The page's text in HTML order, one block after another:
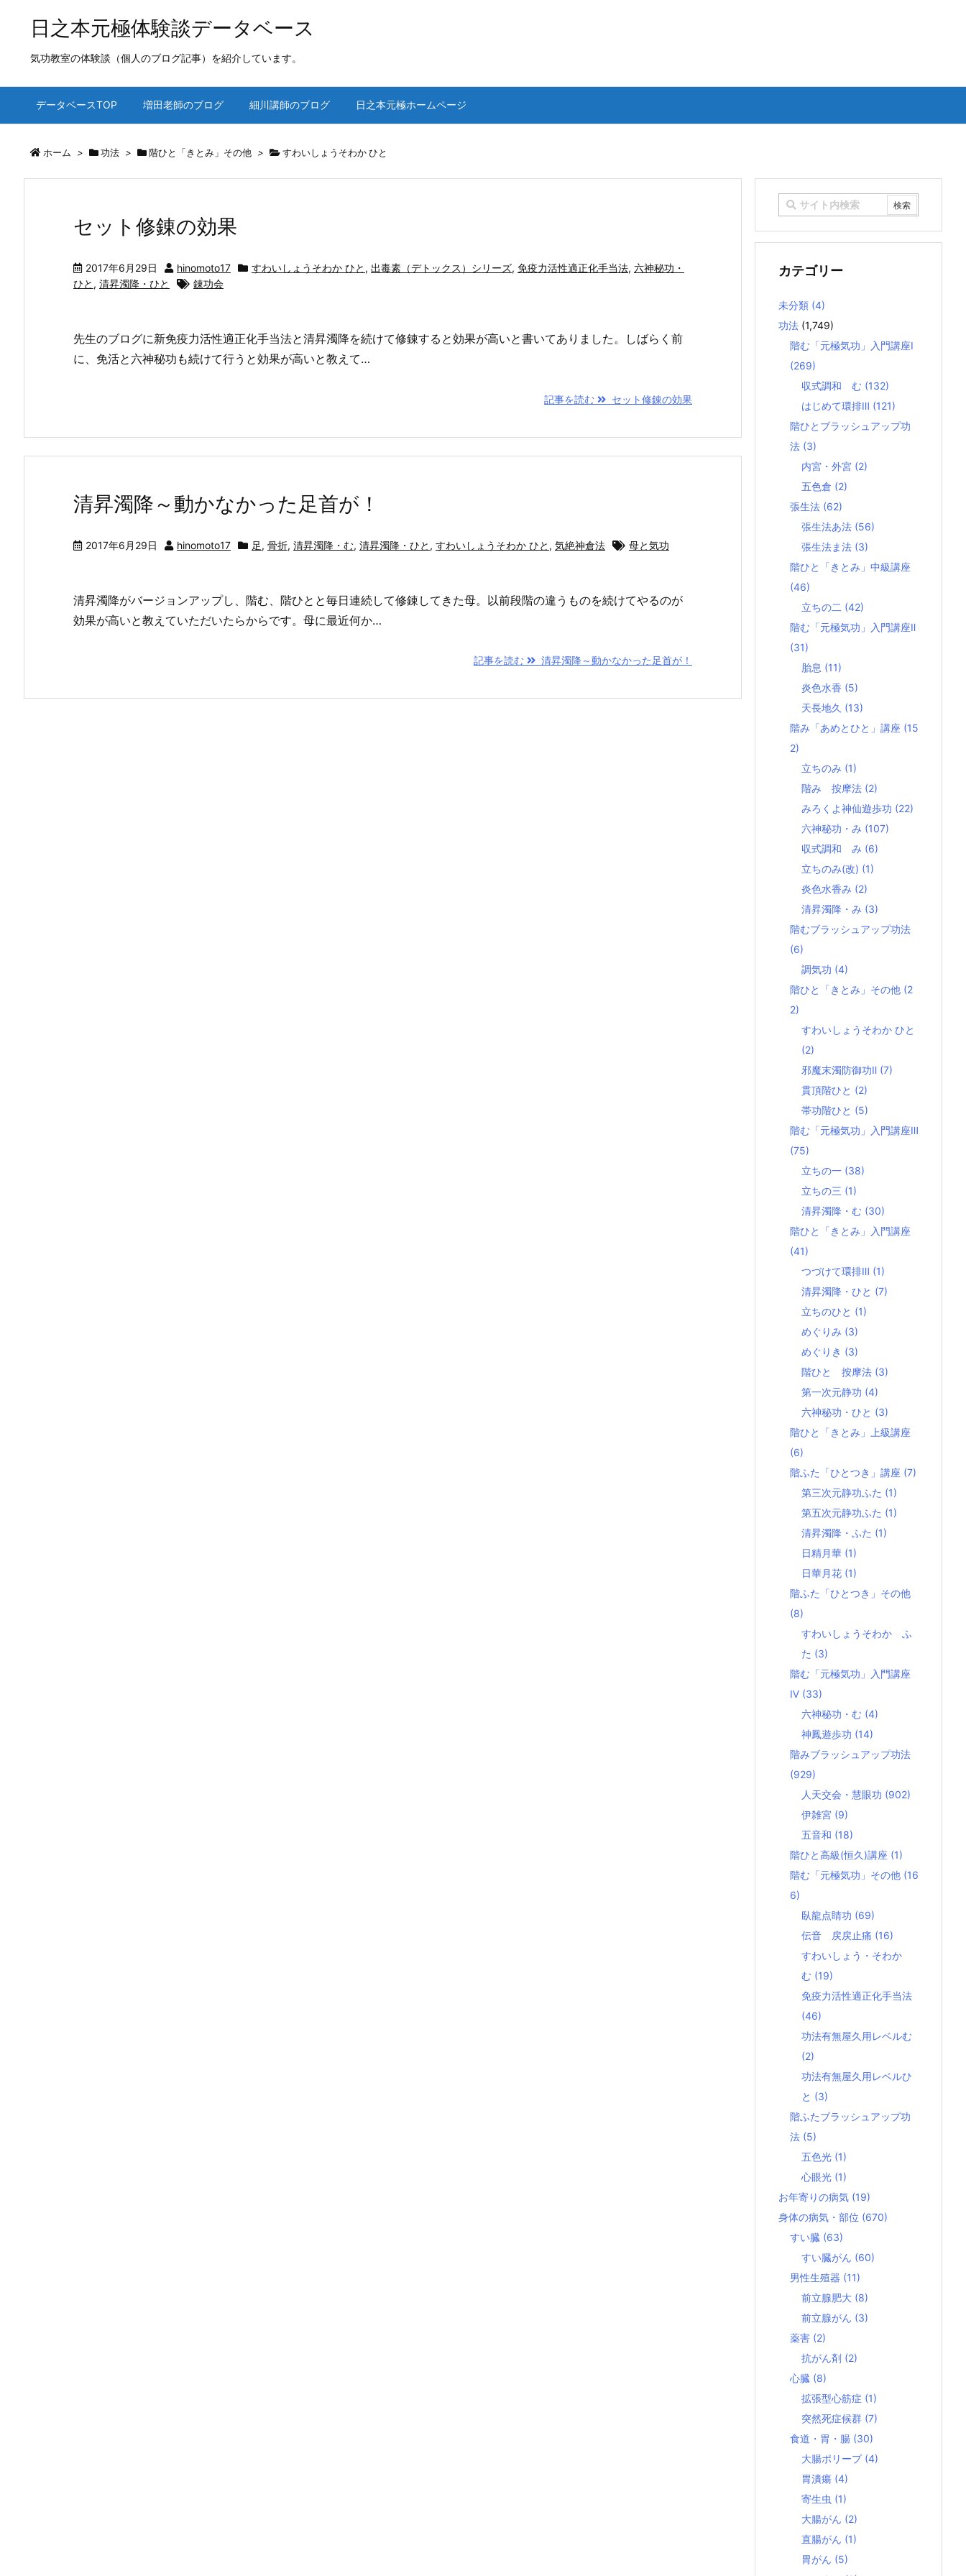
日之本元極体験談データベース
気功教室の体験談（個人のブログ記事）を紹介しています。
データベースTOP 増田老師のブログ 細川講師のブログ 日之本元極ホームページ
ホーム > 功法 > 階ひと「きとみ」その他 > すわいしょうそわか ひと
セット修錬の効果
2017年6月29日 hinomoto17 すわいしょうそわか ひと , 出毒素（デトックス）シリーズ, 免疫力活性適正化手当法, 六神秘功・
ひと , 清昇濁降・ひと 錬功会
先生のブログに新免疫力活性適正化手当法と清昇濁降を続けて修錬すると効果が高いと書いてありました。しばらく前
に、免活と六神秘功も続けて行うと効果が高いと教えて…
記事を読む セット修錬の効果
清昇濁降～動かなかった足首が！
2017年6月29日 hinomoto17 足, 骨折, 清昇濁降・む, 清昇濁降・ひと , すわいしょうそわか ひと , 気絶神倉法 母と気功
清昇濁降がバージョンアップし、階む、階ひとと毎日連続して修錬してきた母。以前段階の違うものを続けてやるのが
効果が高いと教えていただいたらからです。母に最近何か…
記事を読む 清昇濁降～動かなかった足首が！
カテゴリー
未分類 (4)
功法 (1,749)
階む「元極気功」入門講座Ⅰ
(269)
収式調和 む (132)
はじめて環排Ⅲ (121)
階ひとブラッシュアップ功
法 (3)
内宮・外宮 (2)
五色倉 (2)
張生法 (62)
張生法あ法 (56)
張生法ま法 (3)
階ひと「きとみ」中級講座
(46)
立ちの二 (42)
階む「元極気功」入門講座Ⅱ
(31)
胎息 (11)
炎色水香 (5)
天長地久 (13)
階み「あめとひと」講座 (15
2)
立ちのみ (1)
階み 按摩法 (2)
みろくよ神仙遊歩功 (22)
六神秘功・み (107)
収式調和 み (6)
立ちのみ(改) (1)
炎色水香み (2)
清昇濁降・み (3)
階むブラッシュアップ功法
(6)
調気功 (4)
階ひと「きとみ」その他 (2
2)
すわいしょうそわか ひと
(2)
邪魔末濁防御功Ⅱ (7)
貫頂階ひと (2)
帯功階ひと (5)
階む「元極気功」入門講座Ⅲ
(75)
立ちの一 (38)
立ちの三 (1)
清昇濁降・む (30)
階ひと「きとみ」入門講座
(41)
つづけて環排Ⅲ (1)
清昇濁降・ひと (7)
立ちのひと (1)
めぐりみ (3)
めぐりき (3)
階ひと 按摩法 (3)
第一次元静功 (4)
六神秘功・ひと (3)
階ひと「きとみ」上級講座
(6)
階ふた「ひとつき」講座 (7)
第三次元静功ふた (1)
第五次元静功ふた (1)
清昇濁降・ふた (1)
日精月華 (1)
日華月花 (1)
階ふた「ひとつき」その他
(8)
すわいしょうそわか ふ
た (3)
階む「元極気功」入門講座
Ⅳ (33)
六神秘功・む (4)
神鳳遊歩功 (14)
階みブラッシュアップ功法
(929)
人天交会・慧眼功 (902)
伊雑宮 (9)
五音和 (18)
階ひと高級(恒久)講座 (1)
階む「元極気功」その他 (16
6)
臥龍点睛功 (69)
伝音 戻戻止痛 (16)
すわいしょう・そわか
む (19)
免疫力活性適正化手当法
(46)
功法有無屋久用レベルむ
(2)
功法有無屋久用レベルひ
と (3)
階ふたブラッシュアップ功
法 (5)
五色光 (1)
心眼光 (1)
お年寄りの病気 (19)
身体の病気・部位 (670)
すい臓 (63)
すい臓がん (60)
男性生殖器 (11)
前立腺肥大 (8)
前立腺がん (3)
薬害 (2)
抗がん剤 (2)
心臓 (8)
拡張型心筋症 (1)
突然死症候群 (7)
食道・胃・腸 (30)
大腸ポリープ (4)
胃潰瘍 (4)
寄生虫 (1)
大腸がん (2)
直腸がん (1)
胃がん (5)